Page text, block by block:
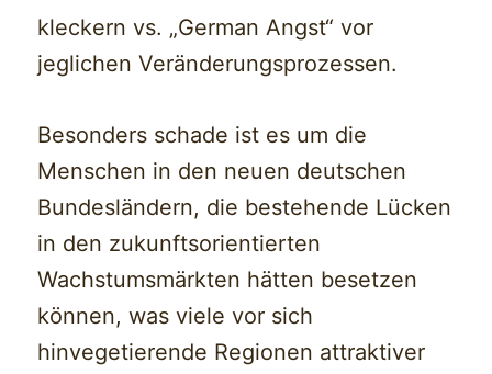
kleckern vs. „German Angst“ vor
jeglichen Veränderungsprozessen.
Besonders schade ist es um die
Menschen in den neuen deutschen
Bundesländern, die bestehende Lücken
in den zukunftsorientierten
Wachstumsmärkten hätten besetzen
können, was viele vor sich
hinvegetierende Regionen attraktiver